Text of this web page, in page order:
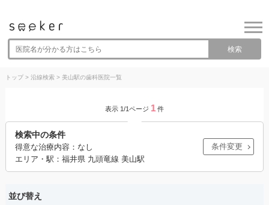
検索
トップ> 沿線検索> 美山駅の歯科医院一覧
表示 1/1ページ 1 件
検索中の条件
得意な治療内容：なし
エリア・駅：福井県 九頭竜線 美山駅
条件変更
並び替え